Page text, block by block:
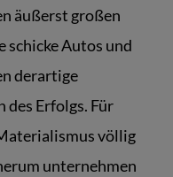
äußerst großen
schicke Autos und
derartige
des Erfolgs. Für
völlig
unternehmen